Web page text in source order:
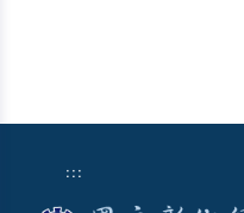
:::